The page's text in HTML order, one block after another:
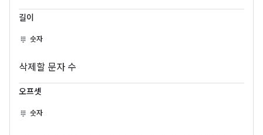
길이
숫자
삭제할 문자 수
오프셋
숫자